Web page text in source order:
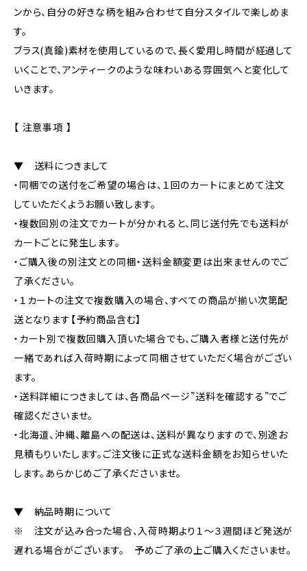
ンから、自分の好きな柄を組み合わせて自分スタイルで楽しめま
す。
ブラス(真鍮)素材を使用しているので、長く愛用し時間が経過して
いくことで、アンティークのような味わいある雰囲気へと変化して
いきます。
【 注意事項 】
▼ 送料につきまして
・同梱での送付をご希望の場合は、１回のカートにまとめて注文
していただくようお願い致します。
・複数回別の注文でカートが分かれると、同じ送付先でも送料が
カートごとに発生します。
・ご購入後の別注文との同梱・送料金額変更は出来ませんのでご
了承ください。
・１カートの注文で複数購入の場合、すべての商品が揃い次第配
送となります【予約商品含む】
・カート別で複数回購入頂いた場合でも、ご購入者様と送付先が
一緒であれば入荷時期によって同梱させていただく場合がござい
ます。
・送料詳細につきましては、各商品ページ”送料を確認する”でご
確認くださいませ。
・北海道、沖縄、離島への配送は、送料が異なりますので、別途お
見積もりいたします。ご注文後に正式な送料金額をお知らせいた
します。あらかじめご了承くださいませ。
▼ 納品時期について
※ 注文が込み合った場合、入荷時期より１～３週間ほど発送が
遅れる場合がございます。 予めご了承の上ご購入くださいませ。